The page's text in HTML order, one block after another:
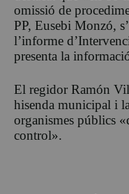
omissió de
PP, Eusebi Monzó,
l’informe
presenta la
El regidor Ramón
hisenda municipal i
organismes públics
control».